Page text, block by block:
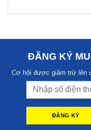
ĐĂNG KÝ
Cơ hội được giảm trừ lên